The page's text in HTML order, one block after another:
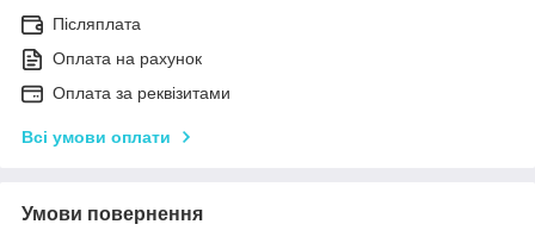
Післяплата
Оплата на рахунок
Оплата за реквізитами
Всі умови оплати
Умови повернення